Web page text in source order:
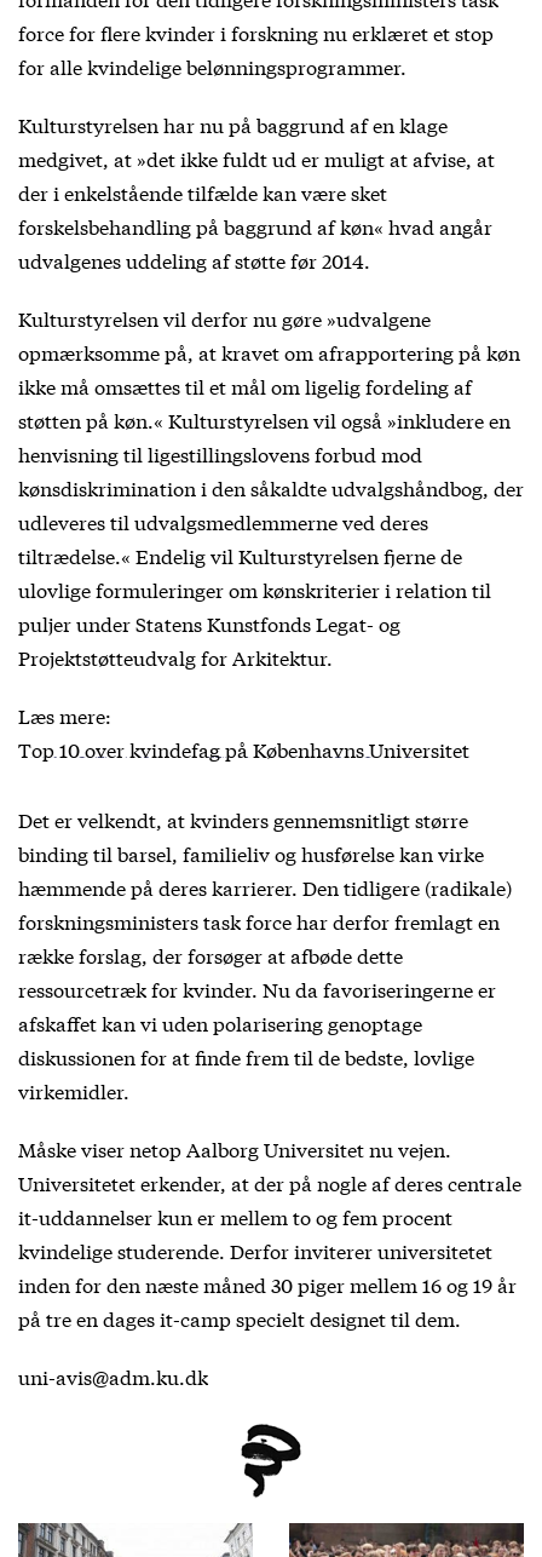
force for flere kvinder i forskning nu erklæret et stop
for alle kvindelige belønningsprogrammer.
Kulturstyrelsen har nu på baggrund af en klage
medgivet, at »det ikke fuldt ud er muligt at afvise, at
der i enkelstående tilfælde kan være sket
forskelsbehandling på baggrund af køn« hvad angår
udvalgenes uddeling af støtte før 2014.
Kulturstyrelsen vil derfor nu gøre »udvalgene
opmærksomme på, at kravet om afrapportering på køn
ikke må omsættes til et mål om ligelig fordeling af
støtten på køn.« Kulturstyrelsen vil også »inkludere en
henvisning til ligestillingslovens forbud mod
kønsdiskrimination i den såkaldte udvalgshåndbog, der
udleveres til udvalgsmedlemmerne ved deres
tiltrædelse.« Endelig vil Kulturstyrelsen fjerne de
ulovlige formuleringer om kønskriterier i relation til
puljer under Statens Kunstfonds Legat- og
Projektstøtteudvalg for Arkitektur.
Læs mere:
Top 10 over kvindefag på Københavns Universitet
Det er velkendt, at kvinders gennemsnitligt større
binding til barsel, familieliv og husførelse kan virke
hæmmende på deres karrierer. Den tidligere (radikale)
forskningsministers task force har derfor fremlagt en
række forslag, der forsøger at afbøde dette
ressourcetræk for kvinder. Nu da favoriseringerne er
afskaffet kan vi uden polarisering genoptage
diskussionen for at finde frem til de bedste, lovlige
virkemidler.
Måske viser netop Aalborg Universitet nu vejen.
Universitetet erkender, at der på nogle af deres centrale
it-uddannelser kun er mellem to og fem procent
kvindelige studerende. Derfor inviterer universitetet
inden for den næste måned 30 piger mellem 16 og 19 år
på tre en dages it-camp specielt designet til dem.
uni-avis@adm.ku.dk